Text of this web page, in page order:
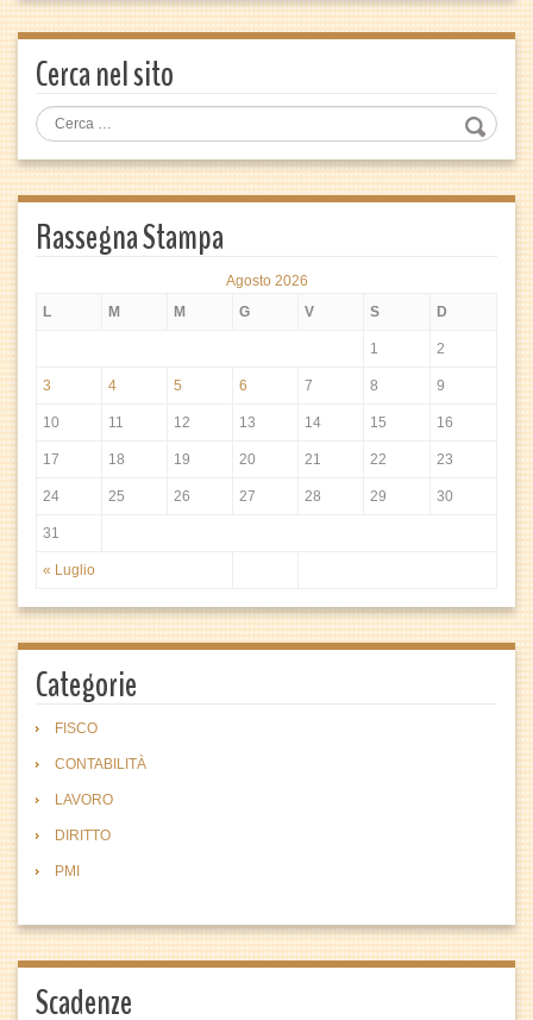
Cerca nel sito
Rassegna Stampa
Agosto 2026
L
M M G V S D
« Luglio
1 2
3 4 5 6 7 8 9
10 11 12 13 14 15 16
17 18 19 20 21 22 23
24 25 26 27 28 29 30
31
Categorie
FISCO
CONTABILITÀ
LAVORO
DIRITTO
PMI
Scadenze